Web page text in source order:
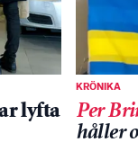
lyfta
KRÖNIKA
Per
håller